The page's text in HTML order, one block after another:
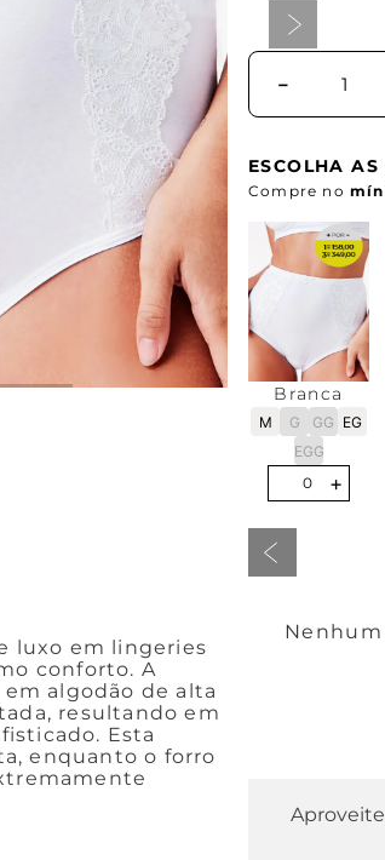
luxo em lingeries
conforto. A
algodão de alta
resultando em
Esta
enquanto o forro
－
ESCOLHA
Compre no
Branca
M G GG EG
EGG
0 +